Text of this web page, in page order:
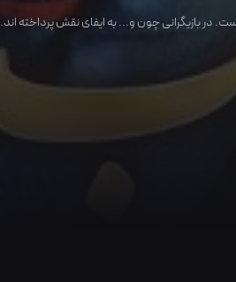
در بازیگرانی چون و... به ایفای نقش پرداخته اند.